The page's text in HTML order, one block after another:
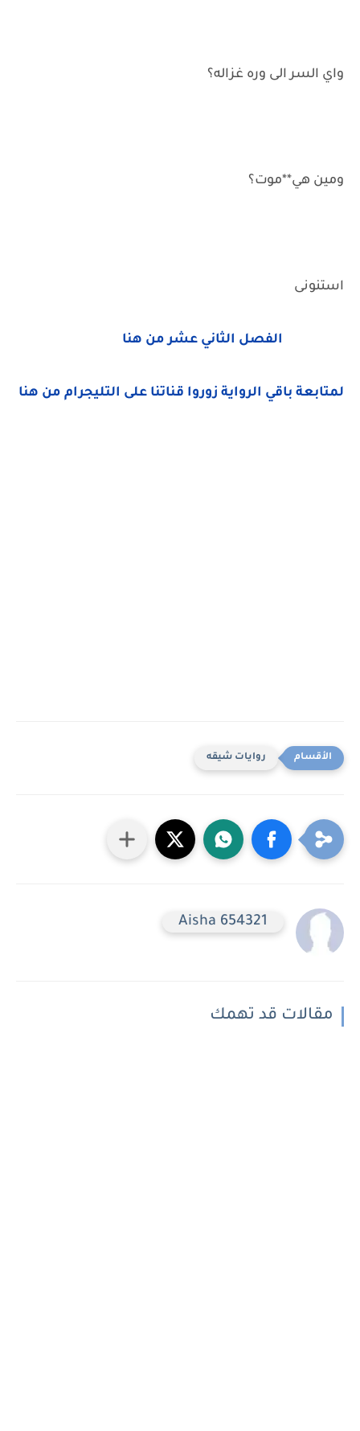
واي السر الى وره غزاله؟
ومين هي**موت؟
استنونى
الفصل الثاني عشر من هنا
لمتابعة باقي الرواية زوروا قناتنا على التليجرام من هنا
روايات شيقه
Aisha 654321
مقالات قد تهمك